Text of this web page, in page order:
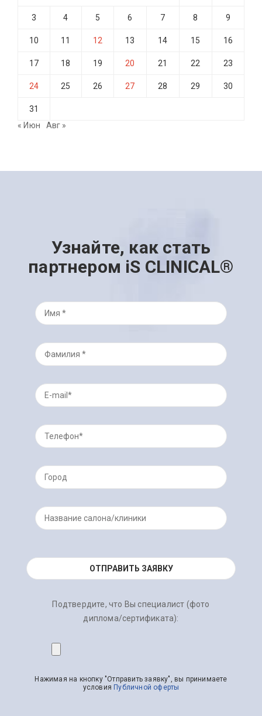
3 4 5 6 7 8 9
10 11 12 13 14 15 16
17 18 19 20 21 22 23
24 25 26 27 28 29 30
31
« Июн
Авг »
Узнайте, как стать
партнером iS CLINICAL®
Подтвердите, что Вы специалист (фото
диплома/сертификата):
Нажимая на кнопку "Отправить заявку", вы принимаете
условия Публичной оферты